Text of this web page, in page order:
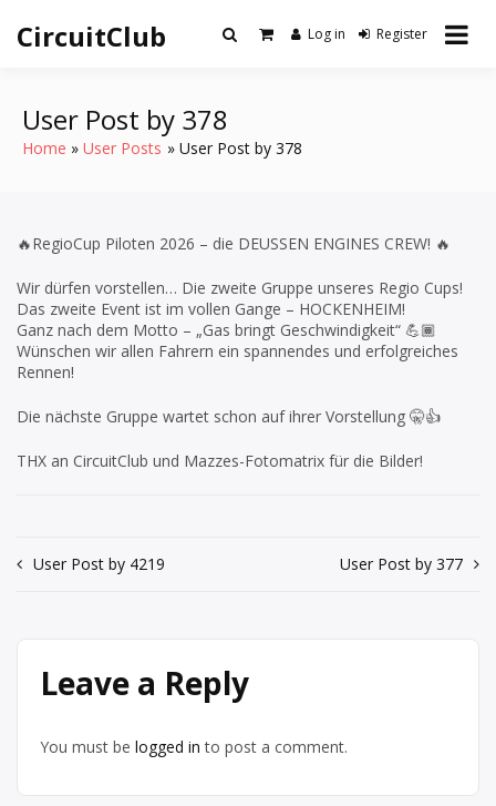
content
CircuitClub Log in Register
User Post by 378
Home User Posts User Post by 378
🔥RegioCup Piloten 2026 – die DEUSSEN ENGINES CREW! 🔥
Wir dürfen vorstellen… Die zweite Gruppe unseres Regio Cups!
Das zweite Event ist im vollen Gange – HOCKENHEIM!
Ganz nach dem Motto – „Gas bringt Geschwindigkeit“ 💪🏾
Wünschen wir allen Fahrern ein spannendes und erfolgreiches
Rennen!
Die nächste Gruppe wartet schon auf ihrer Vorstellung 🤫👍
THX an CircuitClub und Mazzes-Fotomatrix für die Bilder!
Post
User Post by 4219 User Post by 377
Leave a Reply
You must be logged in to post a comment.